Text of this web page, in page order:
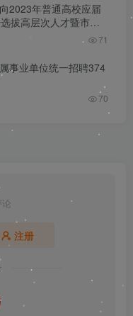
2023年普通高校应届
拔高层次人才暨市委
公告
71
事业单位统一招聘374
70
注册